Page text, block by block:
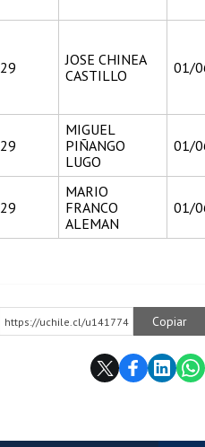
29
JOSE CHINEA
CASTILLO
01/
29
MIGUEL
PIÑANGO
LUGO
01/
29
MARIO
FRANCO
ALEMAN
01/
https://uchile.cl/u141774 Copiar